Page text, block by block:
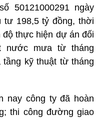
50121000291 ngày
tư 198,5 tỷ đồng, thời
độ thực hiện dự án đối
nước mưa từ tháng
tầng kỹ thuật từ tháng
nay công ty đã hoàn
thi công đường giao